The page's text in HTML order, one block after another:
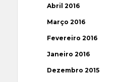
Abril 2016
Março 2016
Fevereiro 2016
Janeiro 2016
Dezembro 2015